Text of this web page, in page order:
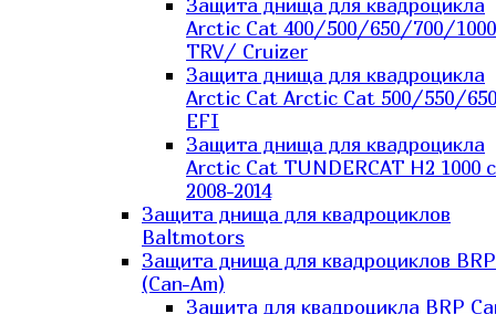
Защита днища для квадроцикла
Arctic Cat 400/500/650/700/1000
TRV/ Cruizer
Защита днища для квадроцикла
Arctic Cat Arctic Cat 500/550/
EFI
Защита днища для квадроцикла
Arctic Cat TUNDERCAT H2 1000 c
2008-2014
Защита днища для квадроциклов
Baltmotors
Защита днища для квадроциклов BRP
(Can-Am)
Защита для квадроцикла BRP